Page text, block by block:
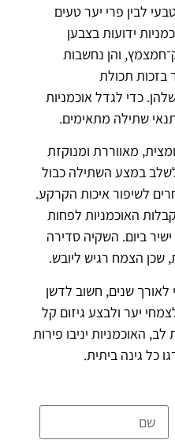
לבין פרי יער טעים
ידועות בצבען
והן נחשבות
בזכות תכולת
כדי לגדל אוכמניות
שתילה מתאימים.
מאווררת ומנוקזת
במצע השתילה כבול
לשיפור איכות הקרקע.
האוכמניות לפחות
ביום. השקיה סדירה
שכן הצמח רגיש ליובש.
שנים, חשוב לדשן
יער ולבצע גיזום קל
האוכמניות יניבו פירות
כל גינה ביתית.